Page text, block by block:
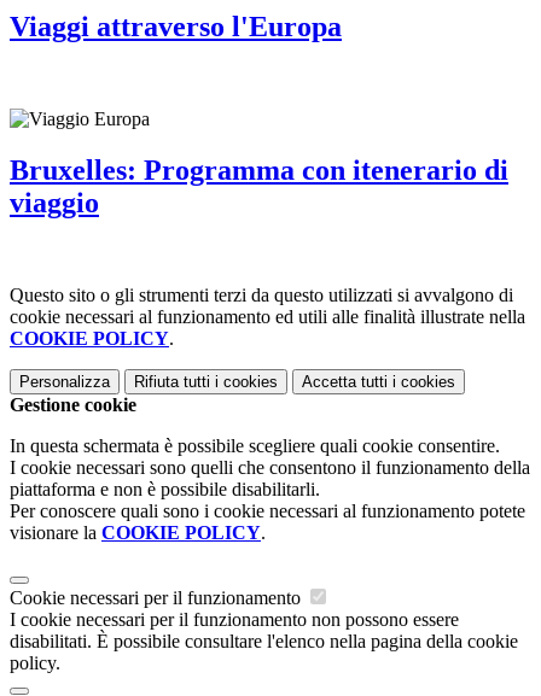
Viaggi attraverso l'Europa
Bruxelles: Programma con itenerario di
viaggio
Questo sito o gli strumenti terzi da questo utilizzati si avvalgono di
cookie necessari al funzionamento ed utili alle finalità illustrate nella
COOKIE POLICY.
Personalizza Rifiuta tutti i cookies Accetta tutti i cookies
Gestione cookie
In questa schermata è possibile scegliere quali cookie consentire.
I cookie necessari sono quelli che consentono il funzionamento della
piattaforma e non è possibile disabilitarli.
Per conoscere quali sono i cookie necessari al funzionamento potete
visionare la COOKIE POLICY.
Cookie necessari per il funzionamento
I cookie necessari per il funzionamento non possono essere
disabilitati. È possibile consultare l'elenco nella pagina della cookie
policy.